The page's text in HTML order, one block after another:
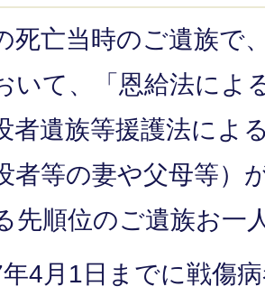
死亡当時のご遺族で
いて、「恩給法によ
者遺族等援護法によ
者等の妻や父母等）
先順位のご遺族お一
4月1日までに戦傷